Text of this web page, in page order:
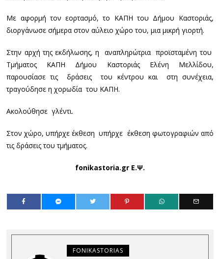
Με αφορμή τον εορτασμό, το ΚΑΠΗ του Δήμου Καστοριάς,
διοργάνωσε σήμερα στον αύλειο χώρο του, μια μικρή γιορτή.
Στην αρχή της εκδήλωσης, η αναπληρώτρια προϊσταμένη του
Τμήματος ΚΑΠΗ Δήμου Καστοριάς Ελένη Μελλίδου,
παρουσίασε τις δράσεις του κέντρου και στη συνέχεια,
τραγούδησε η χορωδία του ΚΑΠΗ.
Ακολούθησε γλέντι.
Στον χώρο, υπήρχε έκθεση υπήρχε έκθεση φωτογραφιών από
τις δράσεις του τμήματος.
fonikastoria.gr Ε.Ψ.
FONIKASTORIAS